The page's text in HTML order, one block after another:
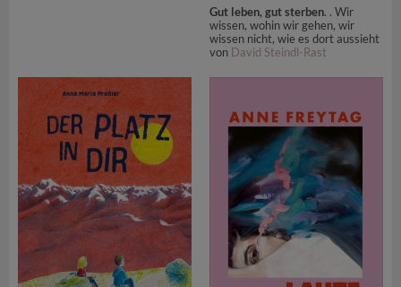
Gut leben, gut sterben. . Wir
wissen, wohin wir gehen, wir
wissen nicht, wie es dort aussieht
von David Steindl-Rast